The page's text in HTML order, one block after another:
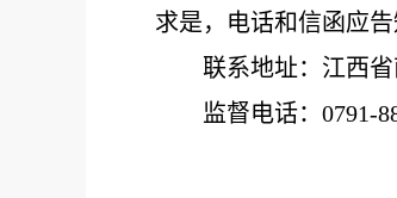
求是，电话和信函应告
联系地址：江西
监督电话： 0791-